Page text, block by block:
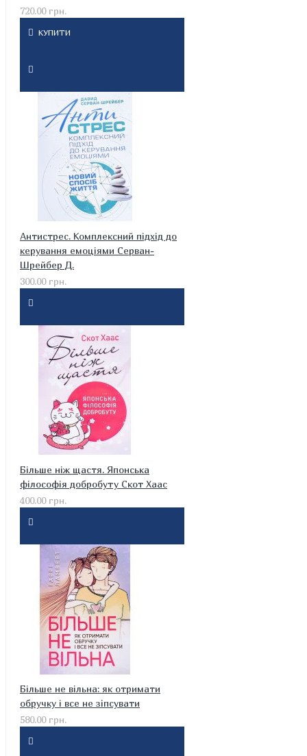
720.00 грн.
КУПИТИ
Антистрес. Комплексний підхід до
керування емоціями Серван-
Шрейбер Д.
300.00 грн.
Більше ніж щастя. Японська
філософія добробуту Скот Хаас
400.00 грн.
Більше не вільна: як отримати
обручку і все не зіпсувати
580.00 грн.